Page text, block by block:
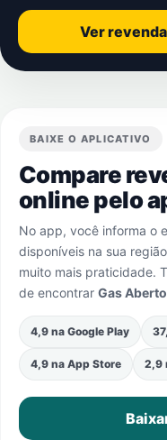
Ver
BAIXE O APLICATIVO
Compare
online pelo
No app, você informa o
disponíveis na sua
muito mais praticidade.
de encontrar Gas
4,9 na Google Play
4,9 na App Store 2,9